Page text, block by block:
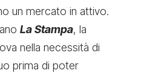
un mercato in attivo.
La Stampa, la
nella necessità di
prima di poter